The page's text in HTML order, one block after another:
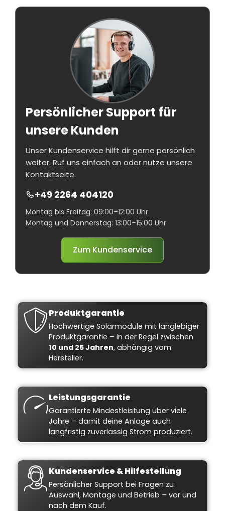
Persönlicher Support für
unsere Kunden
Unser Kundenservice hilft dir gerne persönlich
weiter. Ruf uns einfach an oder nutze unsere
Kontaktseite.
+49 2264 404120
Montag bis Freitag: 09:00–12:00 Uhr
Montag und Donnerstag: 13:00–15:00 Uhr
Zum Kundenservice
Produktgarantie
Hochwertige Solarmodule mit langlebiger
Produktgarantie – in der Regel zwischen
10 und 25 Jahren, abhängig vom
Hersteller.
Leistungsgarantie
Garantierte Mindestleistung über viele
Jahre – damit deine Anlage auch
langfristig zuverlässig Strom produziert.
Kundenservice & Hilfestellung
Persönlicher Support bei Fragen zu
Auswahl, Montage und Betrieb – vor und
nach dem Kauf.